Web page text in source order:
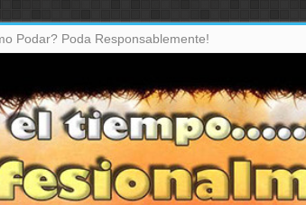
Podar? Poda Responsablemente!